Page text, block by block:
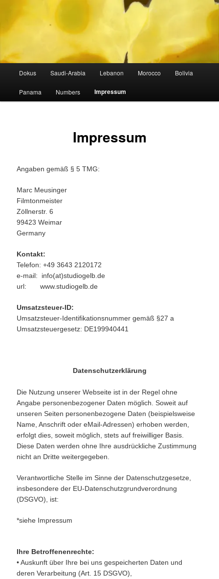
wechseln
STUDIOGELB
lost in horizontal altitude sickness
Dokus Saudi-Arabia Lebanon Morocco Bolivia
Panama Numbers Impressum
Impressum
Angaben gemäß § 5 TMG:
Marc Meusinger
Filmtonmeister
Zöllnerstr. 6
99423 Weimar
Germany
Kontakt:
Telefon: +49 3643 2120172
e-mail: info(at)studiogelb.de
url: www.studiogelb.de
Umsatzsteuer-ID:
Umsatzsteuer-Identifikationsnummer gemäß §27 a
Umsatzsteuergesetz: DE199940441
Datenschutzerklärung
Die Nutzung unserer Webseite ist in der Regel ohne
Angabe personenbezogener Daten möglich. Soweit auf
unseren Seiten personenbezogene Daten (beispielsweise
Name, Anschrift oder eMail-Adressen) erhoben werden,
erfolgt dies, soweit möglich, stets auf freiwilliger Basis.
Diese Daten werden ohne Ihre ausdrückliche Zustimmung
nicht an Dritte weitergegeben.
Verantwortliche Stelle im Sinne der Datenschutzgesetze,
insbesondere der EU-Datenschutzgrundverordnung
(DSGVO), ist:
*siehe Impressum
Ihre Betroffenenrechte:
• Auskunft über Ihre bei uns gespeicherten Daten und
deren Verarbeitung (Art. 15 DSGVO),